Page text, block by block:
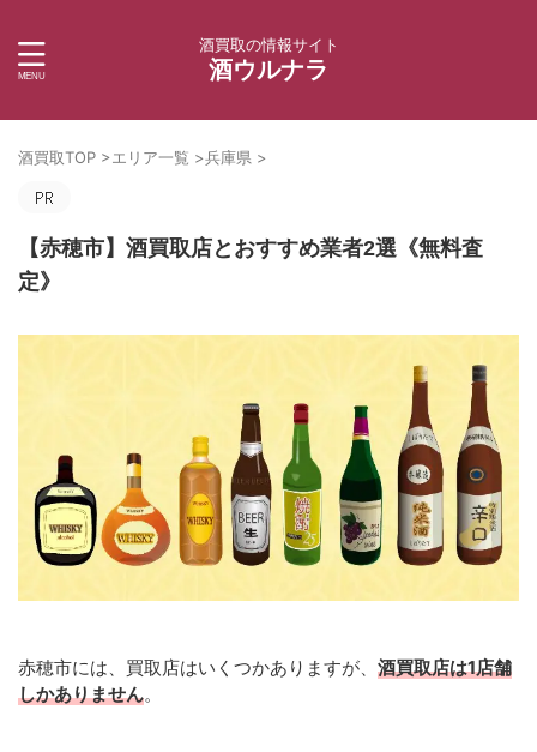
酒買取の情報サイト
酒ウルナラ
酒買取TOP >エリア一覧 >兵庫県 >
【赤穂市】酒買取店とおすすめ業者2選《無料査
定》
赤穂市には、買取店はいくつかありますが、 酒買取店は1店舗
しかありません。